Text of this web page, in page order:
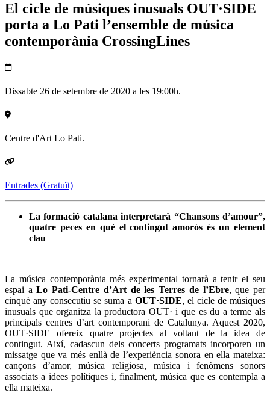
El cicle de músiques inusuals OUT·SIDE
porta a Lo Pati l’ensemble de música
contemporània CrossingLines
Dissabte 26 de setembre de 2020 a les 19:00h.
Centre d'Art Lo Pati.
Entrades (Gratuït)
La formació catalana interpretarà “Chansons d’amour”,
quatre peces en què el contingut amorós és un element
clau
La música contemporània més experimental tornarà a tenir el seu
espai aLo Pati-Centre d’Art de les Terres de l’Ebre, que per
cinquè any consecutiu se suma a OUT·SIDE, el cicle de músiques
inusuals que organitza la productora OUT· i que es du a terme als
principals centres d’art contemporani de Catalunya. Aquest 2020,
OUT·SIDE ofereix quatre projectes al voltant de la idea de
contingut. Així, cadascun dels concerts programats incorporen un
missatge que va més enllà de l’experiència sonora en ella mateixa:
cançons d’amor, música religiosa, música i fenòmens sonors
associats a idees polítiques i, finalment, música que es contempla a
ella mateixa.